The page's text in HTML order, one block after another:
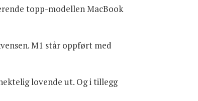
topp-modellen MacBook
M1 står oppført med
lovende ut. Og i tillegg